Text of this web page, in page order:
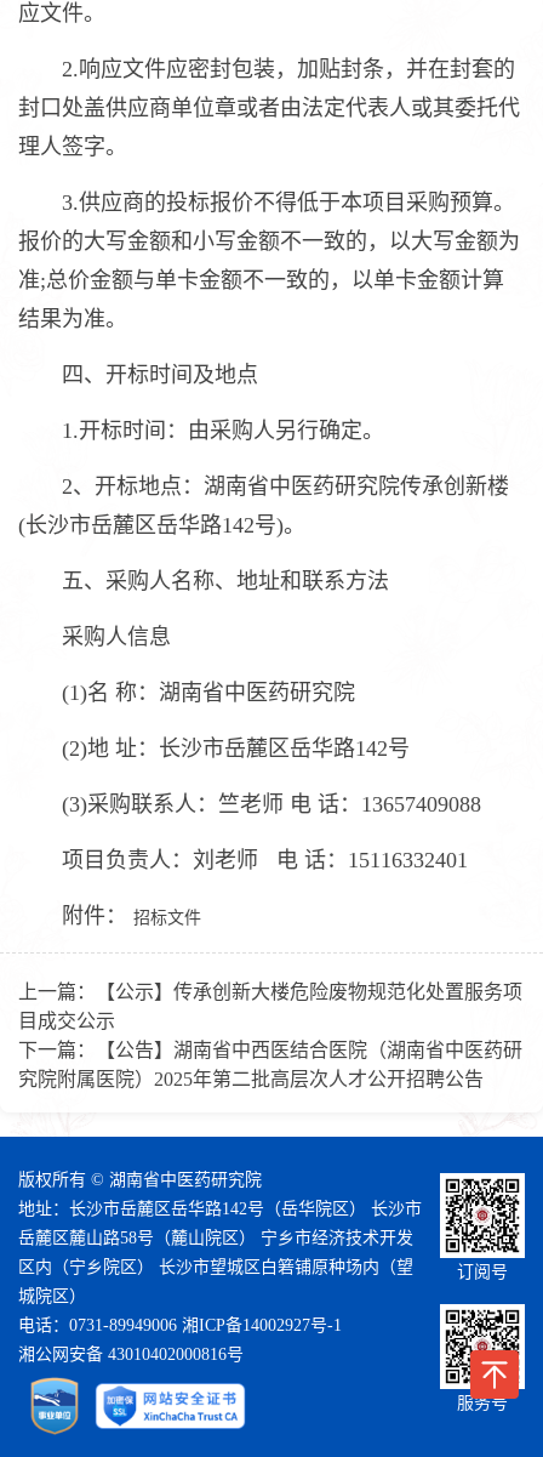
应文件。
2.响应文件应密封包装，加贴封条，并在封套的
封口处盖供应商单位章或者由法定代表人或其委托代
理人签字。
3.供应商的投标报价不得低于本项目采购预算。
报价的大写金额和小写金额不一致的，以大写金额为
准;总价金额与单卡金额不一致的，以单卡金额计算
结果为准。
四、开标时间及地点
1.开标时间：由采购人另行确定。
2、开标地点：湖南省中医药研究院传承创新楼
(长沙市岳麓区岳华路142号)。
五、采购人名称、地址和联系方法
采购人信息
(1)名 称：湖南省中医药研究院
(2)地 址：长沙市岳麓区岳华路142号
(3)采购联系人：竺老师 电 话：13657409088
项目负责人：刘老师 电 话：15116332401
附件： 招标文件
上一篇：
【公示】传承创新大楼危险废物规范化处置服务项
目成交公示
下一篇：
【公告】湖南省中西医结合医院（湖南省中医药研
究院附属医院）2025年第二批高层次人才公开招聘公告
版权所有 © 湖南省中医药研究院
地址：长沙市岳麓区岳华路142号（岳华院区） 长沙市
岳麓区麓山路58号（麓山院区） 宁乡市经济技术开发
区内（宁乡院区） 长沙市望城区白箬铺原种场内（望
城院区）
电话：0731-89949006 湘ICP备14002927号-1
湘公网安备 43010402000816号
订阅号
服务号